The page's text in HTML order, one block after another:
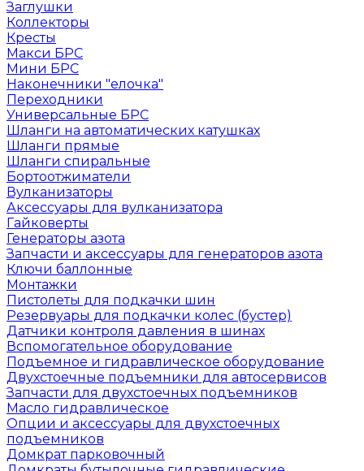
Заглушки
Коллекторы
Кресты
Макси БРС
Мини БРС
Наконечники "елочка"
Переходники
Универсальные БРС
Шланги на автоматических катушках
Шланги прямые
Шланги спиральные
Бортоотжиматели
Вулканизаторы
Аксессуары для вулканизатора
Гайковерты
Генераторы азота
Запчасти и аксессуары для генераторов азота
Ключи баллонные
Монтажки
Пистолеты для подкачки шин
Резервуары для подкачки колес (бустер)
Датчики контроля давления в шинах
Вспомогательное оборудование
Подъемное и гидравлическое оборудование
Двухстоечные подъемники для автосервисов
Запчасти для двухстоечных подъемников
Масло гидравлическое
Опции и аксессуары для двухстоечных
подъемников
Домкрат парковочный